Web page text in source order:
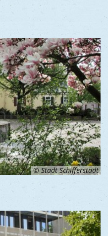
© Stadt Schifferstadt